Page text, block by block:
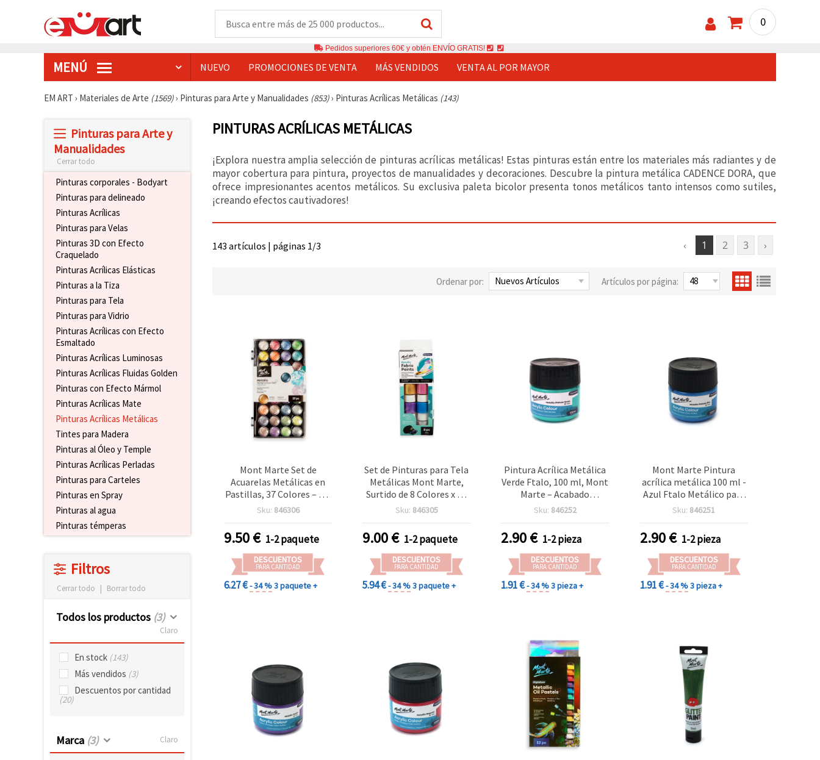
0
Pedidos superiores 60€ y obtén ENVÍO GRATIS!
MENÚ NUEVO PROMOCIONES DE VENTA MÁS VENDIDOS VENTA AL POR MAYOR
EM ART › Materiales de Arte (1569)› Pinturas para Arte y Manualidades (853)› Pinturas Acrílicas Metálicas (143)
Pinturas para Arte y
Manualidades
Cerrar todo
Pinturas corporales - Bodyart
Pinturas para delineado
Pinturas Acrílicas
Pinturas para Velas
Pinturas 3D con Efecto
Craquelado
Pinturas Acrílicas Elásticas
Pinturas a la Tiza
Pinturas para Tela
Pinturas para Vidrio
Pinturas Acrílicas con Efecto
Esmaltado
Pinturas Acrílicas Luminosas
Pinturas Acrílicas Fluidas Golden
Pinturas con Efecto Mármol
Pinturas Acrílicas Mate
Pinturas Acrílicas Metálicas
Tintes para Madera
Pinturas al Óleo y Temple
Pinturas Acrílicas Perladas
Pinturas para Carteles
Pinturas en Spray
Pinturas al agua
Pinturas témperas
Filtros
Cerrar todo | Borrar todo
Todos los productos (3)
Claro
En stock (143)
Más vendidos (3)
Descuentos por cantidad
(20)
Marca (3) Claro
PINTURAS ACRÍLICAS METÁLICAS
¡Explora nuestra amplia selección de pinturas acrílicas metálicas! Estas pinturas están entre los materiales más radiantes y de
mayor cobertura para pintura, proyectos de manualidades y decoraciones. Descubre la pintura metálica CADENCE DORA, que
ofrece impresionantes acentos metálicos. Su exclusiva paleta bicolor presenta tonos metálicos tanto intensos como sutiles,
¡creando efectos cautivadores!
‹ 1 2 3 ›
143 artículos | páginas 1/3
Ordenar por: Artículos por página:
Mont Marte Set de
Acuarelas Metálicas en
Pastillas, 37 Colores – Kit
de Pintura en Acuarela
Manualidades
Sku: 846306
9.50€ 1-2 paquete
DESCUENTOS
PARA CANTIDAD
6.27 €- 34 %3 paquete +
Set de Pinturas para Tela
Metálicas Mont Marte,
Surtido de 8 Colores x 20
ml
Sku: 846305
9.00€ 1-2 paquete
DESCUENTOS
PARA CANTIDAD
5.94 €- 34 %3 paquete +
Pintura Acrílica Metálica
Verde Ftalo, 100 ml, Mont
Marte – Acabado
Brillante Shimmer,
Premium, Multisuperficie
para Lienzo, Madera,
Papel y Manualidades DIY
Sku: 846252
2.90€ 1-2 pieza
DESCUENTOS
PARA CANTIDAD
1.91 €- 34 %3 pieza +
Mont Marte Pintura
acrílica metálica 100 ml -
Azul Ftalo Metálico para
manualidades y bellas
Sku: 846251
2.90€ 1-2 pieza
DESCUENTOS
PARA CANTIDAD
1.91 €- 34 %3 pieza +